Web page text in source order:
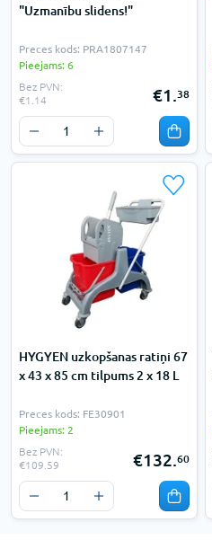
"Uzmanību slidens!"
Preces kods: PRA1807147
Pieejams: 6
Bez PVN:
€1.14
€1.38
HYGYEN uzkopšanas ratiņi 67
x 43 x 85 cm tilpums 2 x 18 L
Preces kods: FE30901
Pieejams: 2
Bez PVN:
€109.59
€132.60